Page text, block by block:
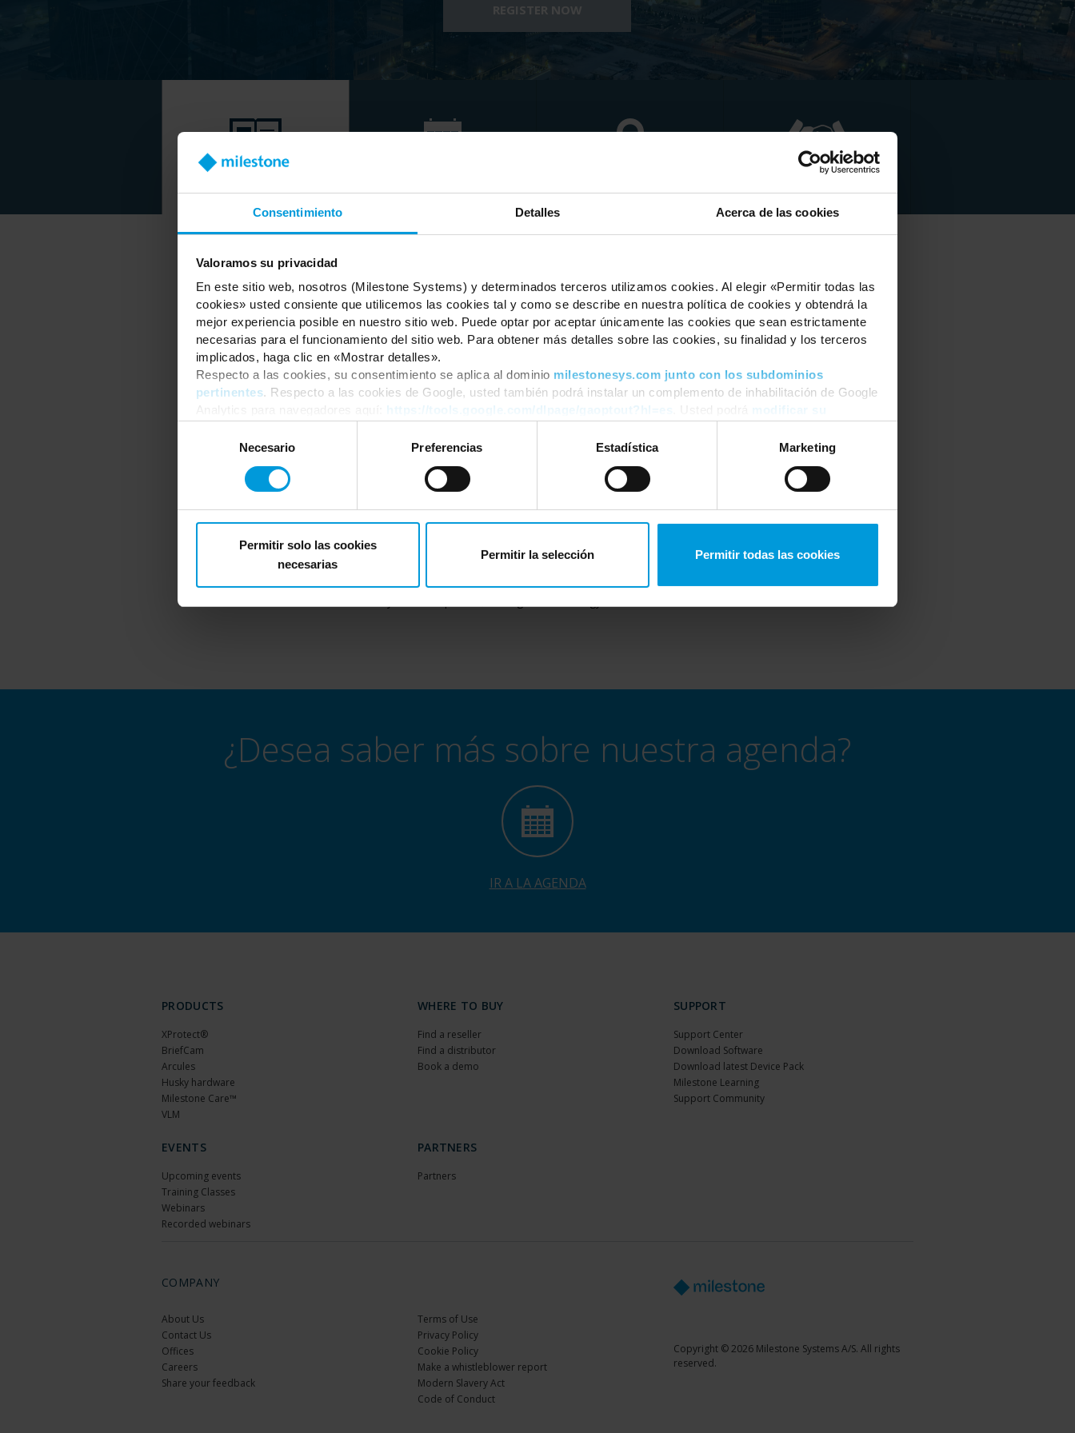
Consentimiento Detalles Acerca de las cookies
Valoramos su privacidad
En este sitio web, nosotros (Milestone Systems) y determinados terceros utilizamos cookies. Al elegir «Permitir todas las
cookies» usted consiente que utilicemos las cookies tal y como se describe en nuestra política de cookies y obtendrá la
mejor experiencia posible en nuestro sitio web. Puede optar por aceptar únicamente las cookies que sean estrictamente
necesarias para el funcionamiento del sitio web. Para obtener más detalles sobre las cookies, su finalidad y los terceros
implicados, haga clic en «Mostrar detalles».
Respecto a las cookies, su consentimiento se aplica al dominio milestonesys.com junto con los subdominios
pertinentes. Respecto a las cookies de Google, usted también podrá instalar un complemento de inhabilitación de Google
https://tools.google.com/dlpage/gaoptout?hl=es
modificar su
consentimiento
Necesario Preferencias Estadística Marketing
Permitir solo las cookies
necesarias
Permitir la selección Permitir todas las cookies
REGISTER NOW
Get ready to change the perceptions of video technology!
This event offers the opportunity to meet with industry peers, gain valuable insights from industry experts and thought
leaders who will share their perspectives on the future of video technology. Explore the challenges and trends shaping
our industry and the limitless possibilities ahead.
Technology Partner Exhibition
Register to secure your place as spaces are limited.
¿Desea saber más sobre nuestra agenda?
IR A LA AGENDA
PRODUCTS
XProtect®
BriefCam
Arcules
Husky hardware
Milestone Care™
VLM
WHERE TO BUY
Find a reseller
Find a distributor
Book a demo
SUPPORT
Support Center
Download Software
Download latest Device Pack
Milestone Learning
Support Community
EVENTS
Upcoming events
Training Classes
Webinars
Recorded webinars
PARTNERS
Partners
COMPANY
About Us
Contact Us
Offices
Careers
Share your feedback
Terms of Use
Privacy Policy
Cookie Policy
Make a whistleblower report
Modern Slavery Act
Code of Conduct
Copyright © 2026 Milestone Systems A/S. All rights
reserved.